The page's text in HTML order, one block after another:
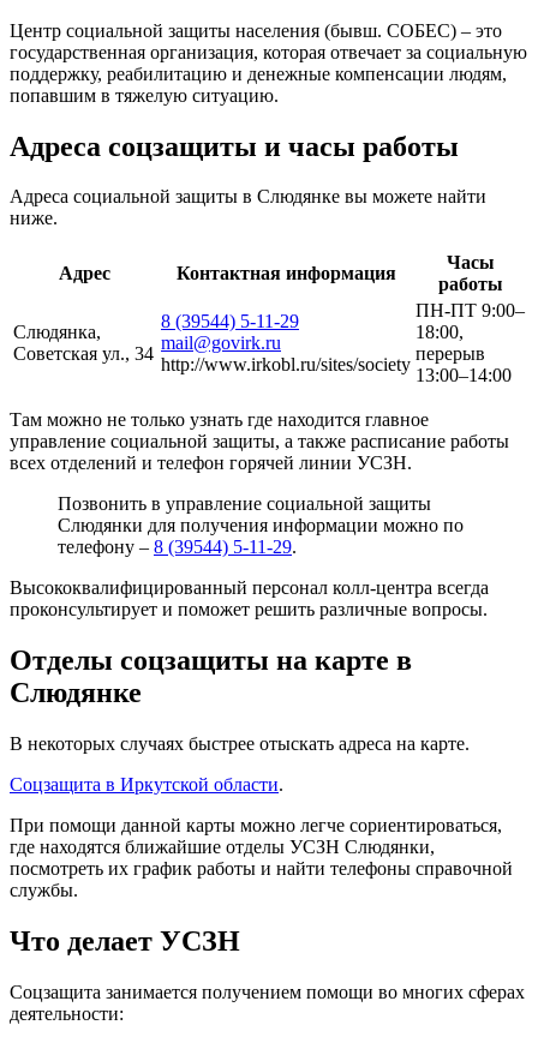
Центр социальной защиты населения (бывш. СОБЕС) – это
государственная организация, которая отвечает за социальную
поддержку, реабилитацию и денежные компенсации людям,
попавшим в тяжелую ситуацию.
Адреса соцзащиты и часы работы
Адреса социальной защиты в Слюдянке вы можете найти
ниже.
Адрес Контактная информация
Часы
работы
Слюдянка,
Советская ул., 34
8 (39544) 5-11-29
mail@govirk.ru
http://www.irkobl.ru/sites/society
ПН-ПТ 9:00–
18:00,
перерыв
13:00–14:00
Там можно не только узнать где находится главное
управление социальной защиты, а также расписание работы
всех отделений и телефон горячей линии УСЗН.
Позвонить в управление социальной защиты
Слюдянки для получения информации можно по
телефону – 8 (39544) 5-11-29.
Высококвалифицированный персонал колл-центра всегда
проконсультирует и поможет решить различные вопросы.
Отделы соцзащиты на карте в
Слюдянке
В некоторых случаях быстрее отыскать адреса на карте.
Соцзащита в Иркутской области.
При помощи данной карты можно легче сориентироваться,
где находятся ближайшие отделы УСЗН Слюдянки,
посмотреть их график работы и найти телефоны справочной
службы.
Что делает УСЗН
Соцзащита занимается получением помощи во многих сферах
деятельности: